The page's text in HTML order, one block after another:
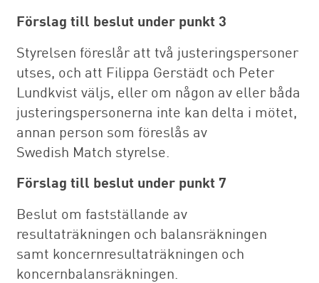
Förslag till beslut under punkt 3
Styrelsen föreslår att två justeringspersoner
utses, och att Filippa Gerstädt och Peter
Lundkvist väljs, eller om någon av eller båda
justeringspersonerna inte kan delta i mötet,
annan person som föreslås av
Swedish Match styrelse.
Förslag till beslut under punkt 7
Beslut om fastställande av
resultaträkningen och balansräkningen
samt koncernresultaträkningen och
koncernbalansräkningen.